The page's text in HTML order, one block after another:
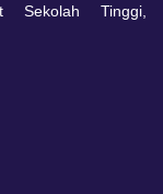
Sekolah Tinggi,